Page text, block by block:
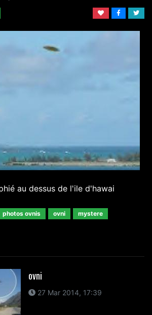
au dessus de l'ile d'hawai
photos ovnis ovni
mystere
ovni
27 Mar 2014, 17:39